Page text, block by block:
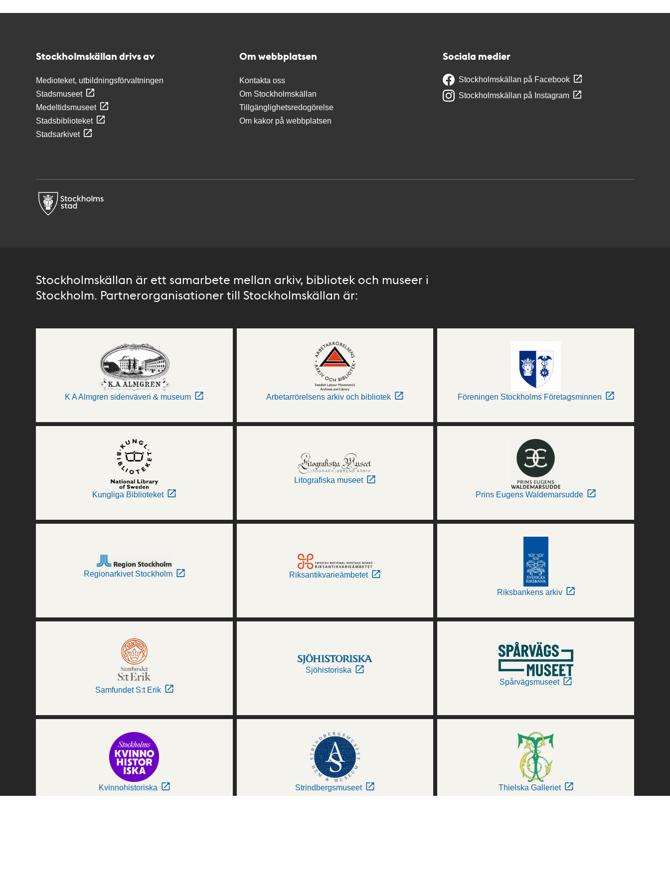
Stockholmskällan drivs av
Medioteket, utbildningsförvaltningen
Stadsmuseet
Medeltidsmuseet
Stadsbiblioteket
Stadsarkivet
Om webbplatsen
Kontakta oss
Om Stockholmskällan
Tillgänglighetsredogörelse
Om kakor på webbplatsen
Sociala medier
Stockholmskällan på Facebook
Stockholmskällan på Instagram
Stockholmskällan är ett samarbete mellan arkiv, bibliotek och museer i
Stockholm. Partnerorganisationer till Stockholmskällan är:
K A Almgren sidenväveri & museum Arbetarrörelsens arkiv och bibliotek Föreningen Stockholms Företagsminnen
Kungliga Biblioteket
Litografiska museet
Prins Eugens Waldemarsudde
Regionarkivet Stockholm Riksantikvarieämbetet
Riksbankens arkiv
Samfundet S:t Erik
Sjöhistoriska
Spårvägsmuseet
Kvinnohistoriska Strindbergsmuseet Thielska Galleriet